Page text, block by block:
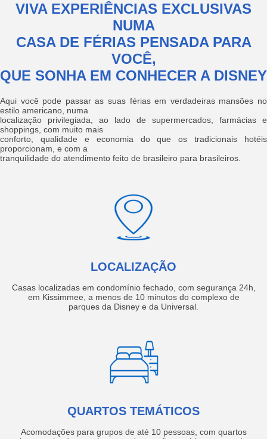
VIVA EXPERIÊNCIAS EXCLUSIVAS
NUMA
CASA DE FÉRIAS PENSADA PARA
VOCÊ,
QUE SONHA EM CONHECER A DISNEY
Aqui você pode passar as suas férias em verdadeiras mansões no
estilo americano, numa
localização privilegiada, ao lado de supermercados, farmácias e
shoppings, com muito mais
conforto, qualidade e economia do que os tradicionais hotéis
proporcionam, e com a
tranquilidade do atendimento feito de brasileiro para brasileiros.
LOCALIZAÇÃO
Casas localizadas em condomínio fechado, com segurança 24h,
em Kissimmee, a menos de 10 minutos do complexo de
parques da Disney e da Universal.
QUARTOS TEMÁTICOS
Acomodações para grupos de até 10 pessoas, com quartos